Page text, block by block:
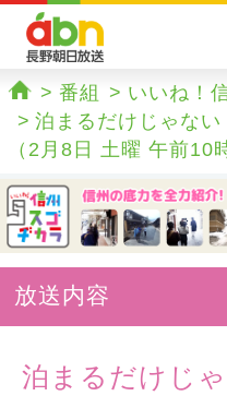
ホーム
番組 いいね！
泊まるだけじゃな
（2月8日 土曜 午前10
放送内容
泊まるだけじ